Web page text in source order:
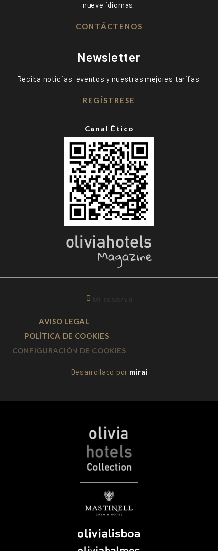
nueve idiomas.
CONTÁCTENOS
Newsletter
Reciba noticias, eventos y nuestras mejores tarifas.
REGÍSTRESE
Canal Ético
AVISO LEGAL
POLÍTICA DE COOKIES
CONFIGURACIÓN DE COOKIES
Desarrollado por mirai